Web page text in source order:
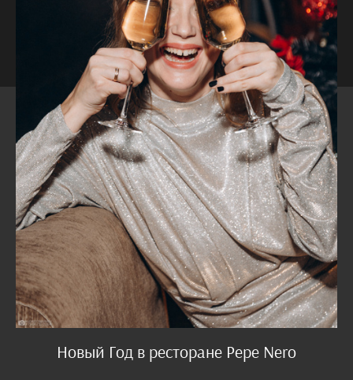
Новый Год в ресторане Pepe Nero